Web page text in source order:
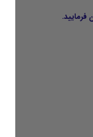
فرمایید.